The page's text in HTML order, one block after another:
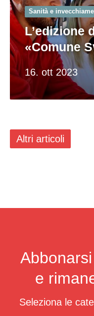
16. ott 2023
Sanità e
L’edizione
«Comune
Altri articoli
e
Seleziona le